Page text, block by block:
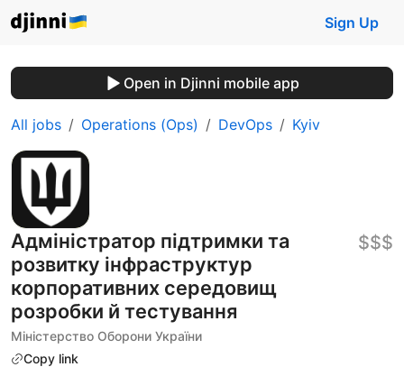
Sign Up
Open in Djinni mobile app
All jobs Operations (Ops) DevOps Kyiv
Адміністратор підтримки та
розвитку інфраструктур
корпоративних середовищ
розробки й тестування
Міністерство Оборони України
Copy link
$$$